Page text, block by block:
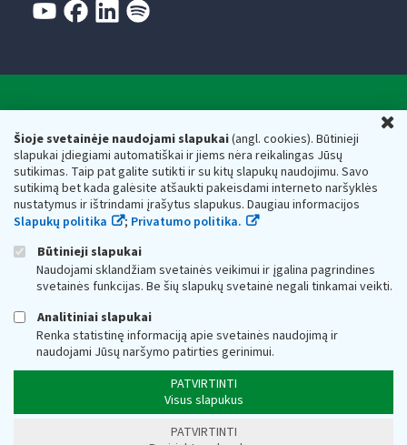
Šioje svetainėje naudojami slapukai(angl. cookies). Būtinieji
slapukai įdiegiami automatiškai ir jiems nėra reikalingas Jūsų
sutikimas. Taip pat galite sutikti ir su kitų slapukų naudojimu. Savo
sutikimą bet kada galėsite atšaukti pakeisdami interneto naršyklės
nustatymus ir ištrindami įrašytus slapukus. Daugiau informacijos
Slapukų politika
; Privatumo politika.
Būtinieji slapukai
Naudojami sklandžiam svetainės veikimui ir įgalina pagrindines
svetainės funkcijas. Be šių slapukų svetainė negali tinkamai veikti.
Analitiniai slapukai
Renka statistinę informaciją apie svetainės naudojimą ir
naudojami Jūsų naršymo patirties gerinimui.
PATVIRTINTI
Visus slapukus
PATVIRTINTI
Respublikos finansų ministerijos
Biudžetinė įstaiga. Juridinio asmens kodas — 188659752,
adresas: Vasario 16-osios g. 14, 01107 Vilnius, Lietuva, el.paštas:
vmi@vmi.lt, E. pristatymo dėžutės adresas 188659752
Duomenys apie Valstybinę mokesčių inspekciją prie Lietuvos
Respublikos finansų ministerijos kaupiami ir saugomi Juridinių